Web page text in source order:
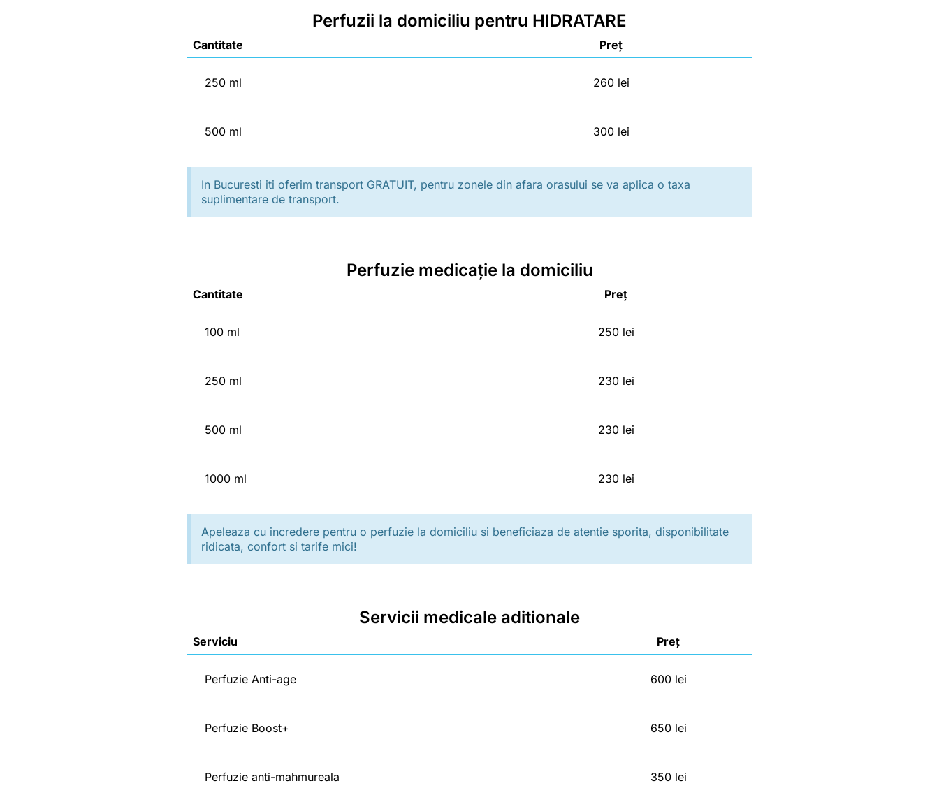
Perfuzii la domiciliu pentru HIDRATARE
Cantitate Preț
250 ml 260 lei
500 ml 300 lei
In Bucuresti iti oferim transport GRATUIT, pentru zonele din afara orasului se va aplica o taxa
suplimentare de transport.
Perfuzie medicație la domiciliu
Cantitate Preț
100 ml 250 lei
250 ml 230 lei
500 ml 230 lei
1000 ml 230 lei
Apeleaza cu incredere pentru o perfuzie la domiciliu si beneficiaza de atentie sporita, disponibilitate
ridicata, confort si tarife mici!
Servicii medicale aditionale
Serviciu Preț
Perfuzie Anti-age 600 lei
Perfuzie Boost+ 650 lei
Perfuzie anti-mahmureala 350 lei